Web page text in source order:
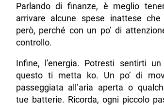
Parlando di finanze, è meglio
arrivare alcune spese inattese
però, perché con un po’ di
controllo.
Infine, l’energia. Potresti sentirti
questo ti metta ko. Un po’ di
passeggiata all’aria aperta o
tue batterie. Ricorda, ogni piccolo